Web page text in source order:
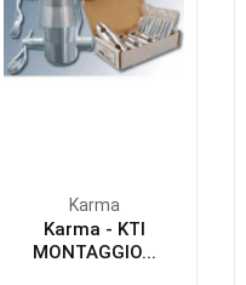
Karma
Karma - KTI
MONTAGGIO...